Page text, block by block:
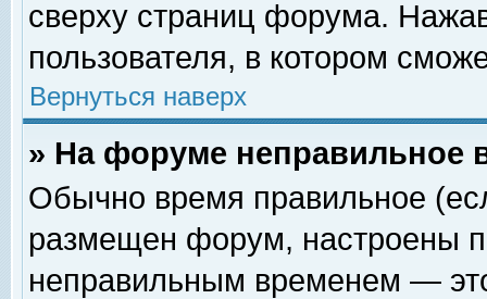
сверху страниц форума.
пользователя, в котором
Вернуться наверх
» На форуме неправильное
Обычно время правильное
размещен форум, настроены
неправильным временем —